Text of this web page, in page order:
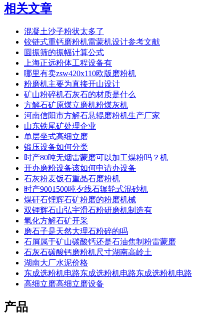
相关文章
混凝土沙子粉状太多了
铰链式重钙磨粉机雷蒙机设计参考文献
圆振筛的振幅计算公式
上海正远粉体工程设备有
哪里有卖zsw420x110欧版磨粉机
粉磨机主要为直接开山设计
矿山粉碎机石灰石的材质是什么
方解石矿原煤立磨机粉煤灰机
河南信阳市方解石悬辊磨粉机生产厂家
山东铁尾矿处理企业
单层坐式高细立磨
锻压设备如何分类
时产80吨无烟雷蒙磨可以加工煤粉吗？机
开办磨粉设备该如何申请办设备
石灰粉麦饭石重晶石磨粉机
时产9001500吨夕线石辗轮式混砂机
煤矸石锂辉石矿粉磨的粉磨机械
双锂辉石山弘宇滑石粉研磨机制造有
氧化方解石矿开采
磨石子是天然大理石粉碎的吗
石屑属于矿山碳酸钙还是石油焦制粉雷蒙磨
石灰石碳酸钙磨粉机尺寸湖南高岭土
湖南大厂水泥价格
东成选粉机电路东成选粉机电路东成选粉机电路
高细立磨高细立磨设备
产品